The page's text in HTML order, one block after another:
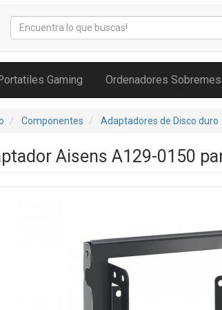
Gaming Ordenadores
Componentes Adaptadores de Disco duro
Aisens A129-0150